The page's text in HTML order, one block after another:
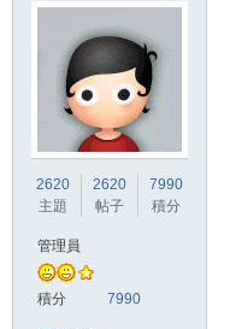
2620
主題
2620
帖子
7990
積分
管理員
積分 7990